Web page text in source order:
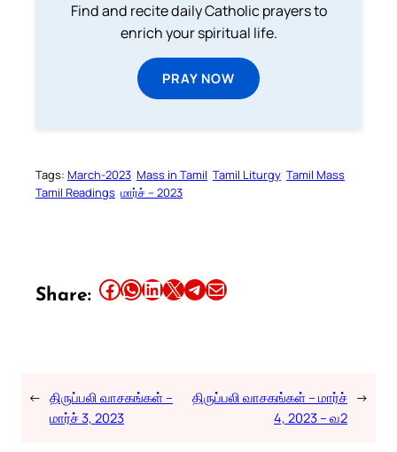
Find and recite daily Catholic prayers to
enrich your spiritual life.
PRAY NOW
Tags: March-2023 Mass in Tamil Tamil Liturgy Tamil Mass
Tamil Readings மார்ச் – 2023
Share: Share this article on Facebook Share this article on WhatsApp Share this article on LinkedIn Share this article on X Share this article on TelegramEmail this Article
← திருப்பலி வாசகங்கள் –
மார்ச் 3, 2023
திருப்பலி வாசகங்கள் – மார்ச்
4, 2023 – வ2
→